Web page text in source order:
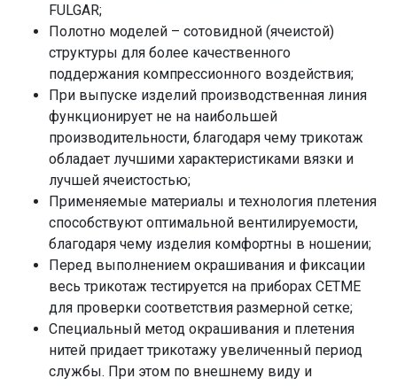
FULGAR;
Полотно моделей – сотовидной (ячеистой)
структуры для более качественного
поддержания компрессионного воздействия;
При выпуске изделий производственная линия
функционирует не на наибольшей
производительности, благодаря чему трикотаж
обладает лучшими характеристиками вязки и
лучшей ячеистостью;
Применяемые материалы и технология плетения
способствуют оптимальной вентилируемости,
благодаря чему изделия комфортны в ношении;
Перед выполнением окрашивания и фиксации
весь трикотаж тестируется на приборах CETME
для проверки соответствия размерной сетке;
Специальный метод окрашивания и плетения
нитей придает трикотажу увеличенный период
службы. При этом по внешнему виду и